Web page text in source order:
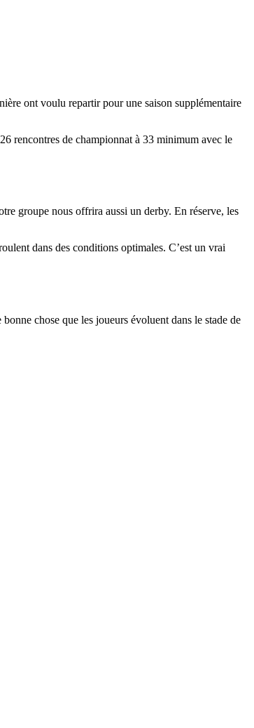
ont voulu repartir pour une saison supplémentaire
rencontres de championnat à 33 minimum avec le
groupe nous offrira aussi un derby. En réserve, les
dans des conditions optimales. C’est un vrai
chose que les joueurs évoluent dans le stade de